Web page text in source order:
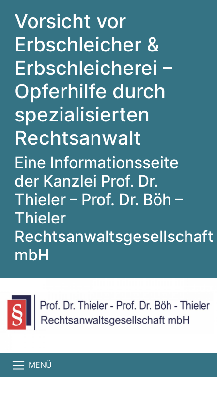
Vorsicht vor
Erbschleicher &
Erbschleicherei –
Opferhilfe durch
spezialisierten
Rechtsanwalt
Eine Informationsseite
der Kanzlei Prof. Dr.
Thieler – Prof. Dr. Böh –
Thieler
Rechtsanwaltsgesellschaft
mbH
MENÜ